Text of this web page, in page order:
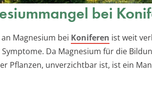
bei
Magnesium bei Koniferen ist weit
Da Magnesium für die
Pflanzen, unverzichtbar ist, ist ein